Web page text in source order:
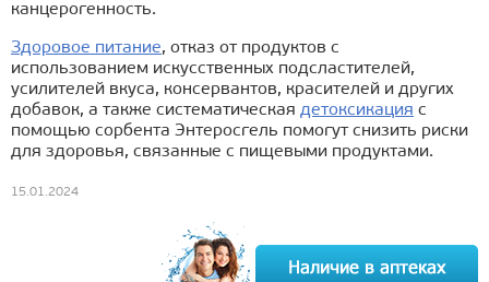
канцерогенность.
Здоровое питание, отказ от продуктов с
использованием искусственных подсластителей,
усилителей вкуса, консервантов, красителей и других
добавок, а также систематическая детоксикация с
помощью сорбента Энтеросгель помогут снизить риски
для здоровья, связанные с пищевыми продуктами.
15.01.2024